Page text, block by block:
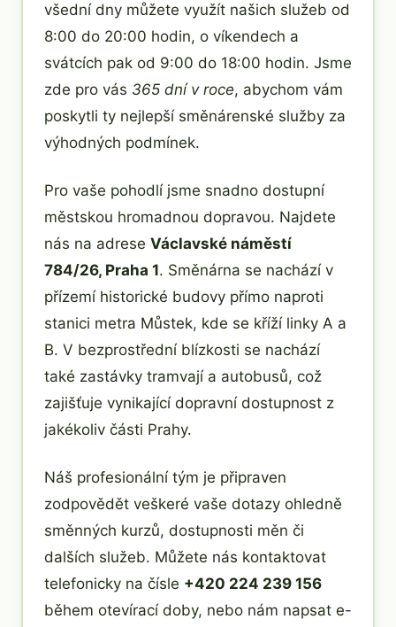
všední dny můžete využít našich služeb od
8:00 do 20:00 hodin, o víkendech a
svátcích pak od 9:00 do 18:00 hodin. Jsme
zde pro vás 365 dní v roce, abychom vám
poskytli ty nejlepší směnárenské služby za
výhodných podmínek.
Pro vaše pohodlí jsme snadno dostupní
městskou hromadnou dopravou. Najdete
nás na adrese Václavské náměstí
784/26, Praha 1. Směnárna se nachází v
přízemí historické budovy přímo naproti
stanici metra Můstek, kde se kříží linky A a
B. V bezprostřední blízkosti se nachází
také zastávky tramvají a autobusů, což
zajišťuje vynikající dopravní dostupnost z
jakékoliv části Prahy.
Náš profesionální tým je připraven
zodpovědět veškeré vaše dotazy ohledně
směnných kurzů, dostupnosti měn či
dalších služeb. Můžete nás kontaktovat
telefonicky na čísle +420 224 239 156
během otevírací doby, nebo nám napsat e-